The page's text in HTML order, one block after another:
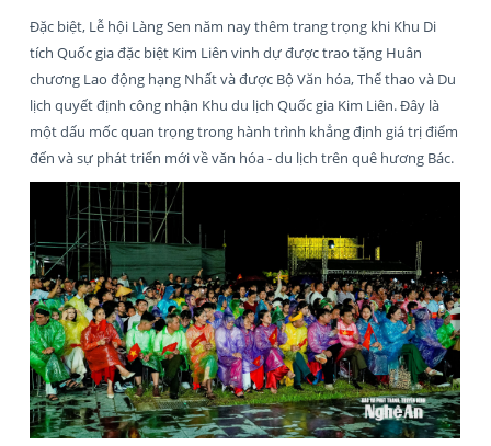
Đặc biệt, Lễ hội Làng Sen năm nay thêm trang trọng khi Khu Di
tích Quốc gia đặc biệt Kim Liên vinh dự được trao tặng Huân
chương Lao động hạng Nhất và được Bộ Văn hóa, Thể thao và Du
lịch quyết định công nhận Khu du lịch Quốc gia Kim Liên. Đây là
một dấu mốc quan trọng trong hành trình khẳng định giá trị điểm
đến và sự phát triển mới về văn hóa - du lịch trên quê hương Bác.